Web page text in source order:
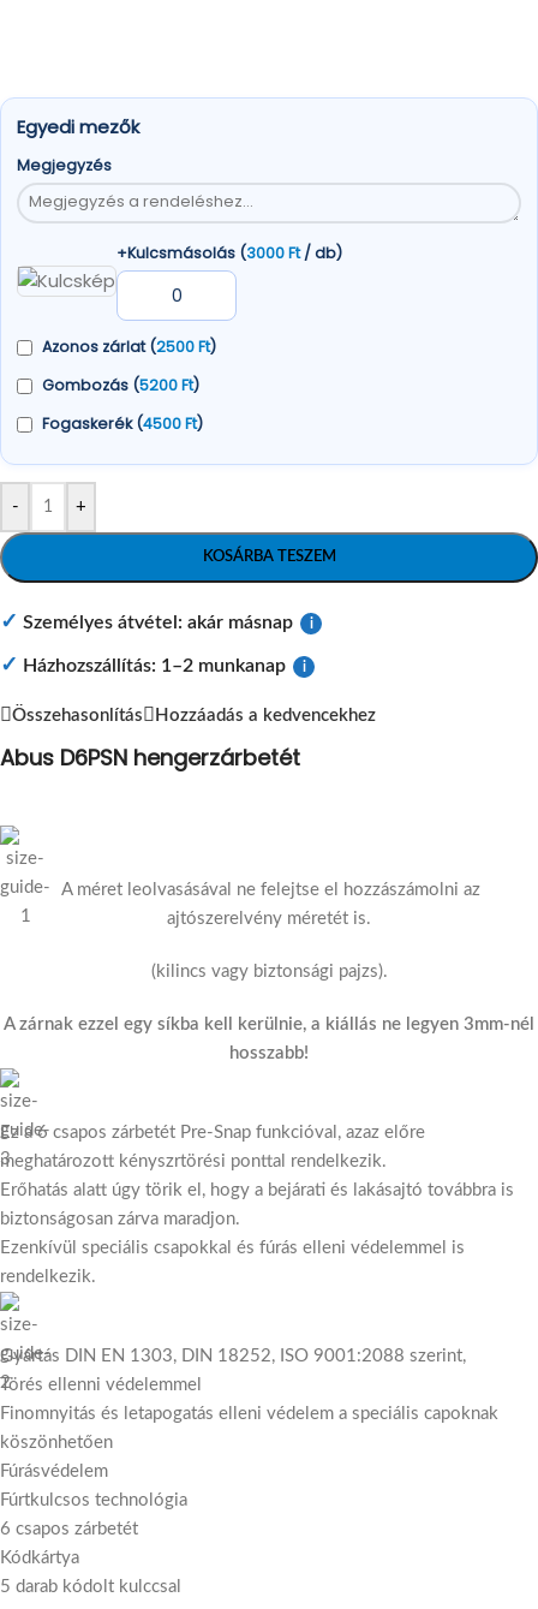
Egyedi mezők
Megjegyzés
+Kulcsmásolás (3000Ft/ db)
Azonos zárlat (2500Ft)
Gombozás (5200Ft)
Fogaskerék (4500Ft)
- +
KOSÁRBA TESZEM
✓ Személyes átvétel: akár másnap i
✓ Házhozszállítás: 1–2 munkanap i
Összehasonlítás Hozzáadás a kedvencekhez
Abus D6PSN hengerzárbetét
A méret leolvasásával ne felejtse el hozzászámolni az
ajtószerelvény méretét is.
(kilincs vagy biztonsági pajzs).
A zárnak ezzel egy síkba kell kerülnie, a kiállás ne legyen 3mm-nél
hosszabb!
Ez a 6 csapos zárbetét Pre-Snap funkcióval, azaz előre
meghatározott kényszrtörési ponttal rendelkezik.
Erőhatás alatt úgy törik el, hogy a bejárati és lakásajtó továbbra is
biztonságosan zárva maradjon.
Ezenkívül speciális csapokkal és fúrás elleni védelemmel is
rendelkezik.
Gyártás DIN EN 1303, DIN 18252, ISO 9001:2088 szerint,
Törés ellenni védelemmel
Finomnyitás és letapogatás elleni védelem a speciális capoknak
köszönhetően
Fúrásvédelem
Fúrtkulcsos technológia
6 csapos zárbetét
Kódkártya
5 darab kódolt kulccsal